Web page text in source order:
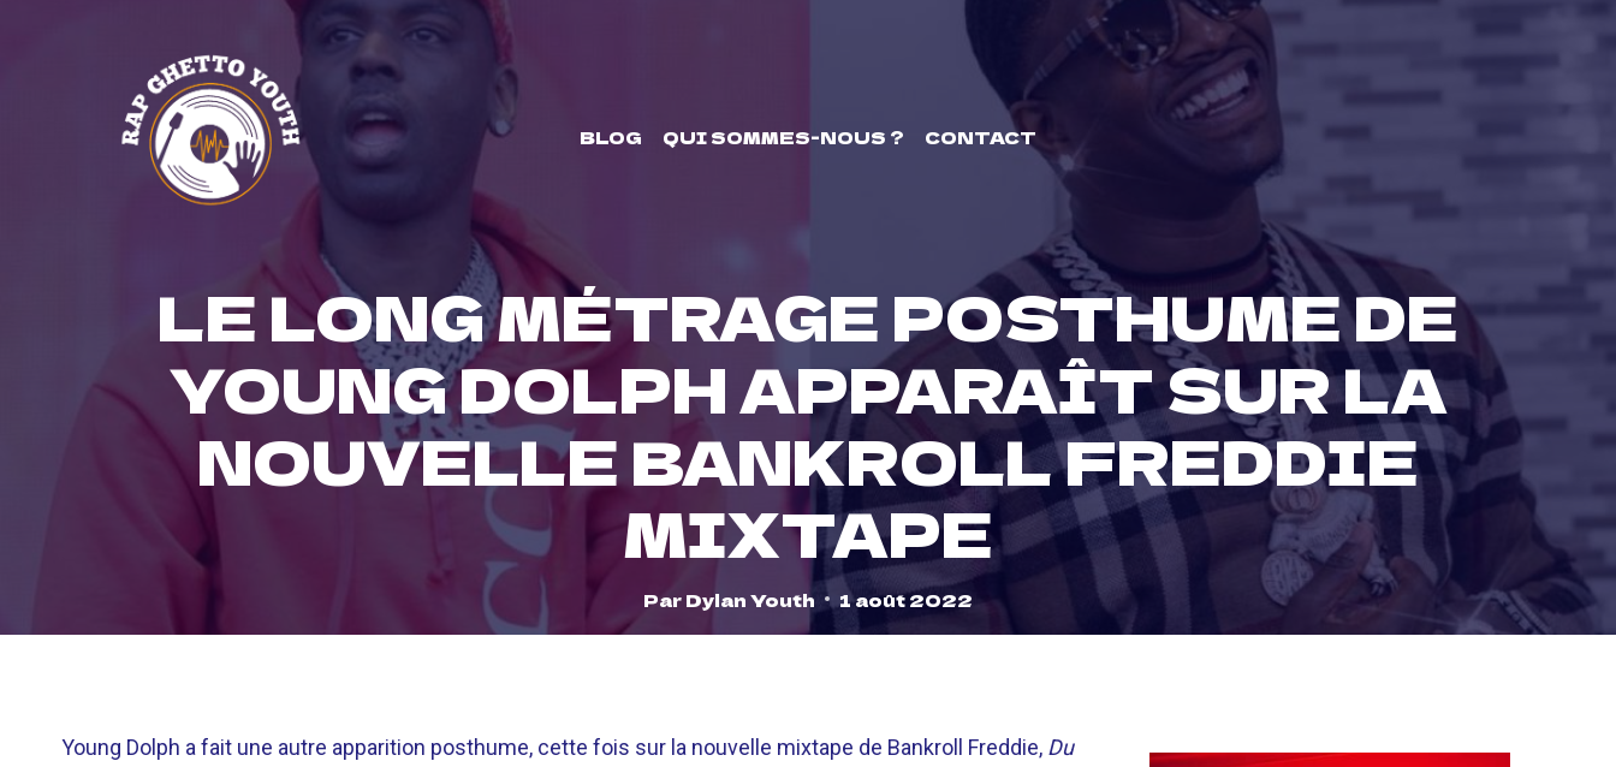
BLOG QUI SOMMES-NOUS ? CONTACT
LE LONG MÉTRAGE POSTHUME DE
YOUNG DOLPH APPARAÎT SUR LA
NOUVELLE BANKROLL FREDDIE
MIXTAPE
ParDylan Youth 1 août 2022
Young Dolph a fait une autre apparition posthume, cette fois sur la nouvelle mixtape de Bankroll Freddie, Du